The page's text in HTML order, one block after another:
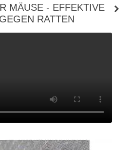
MÄUSE - EFFEKTIVE
RATTEN